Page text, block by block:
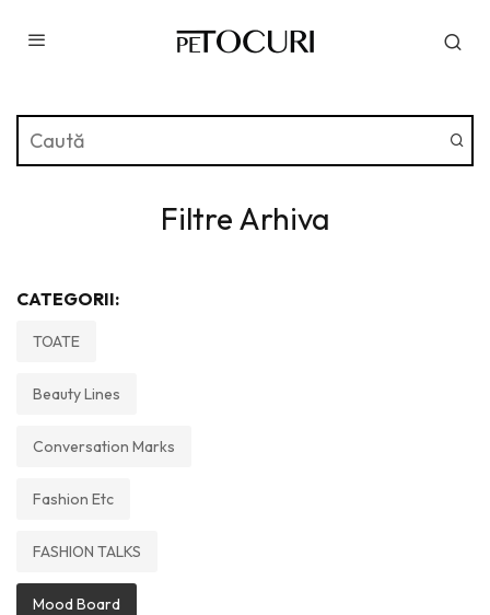
Filtre Arhiva
CATEGORII:
TOATE
Beauty Lines
Conversation Marks
Fashion Etc
FASHION TALKS
Mood Board